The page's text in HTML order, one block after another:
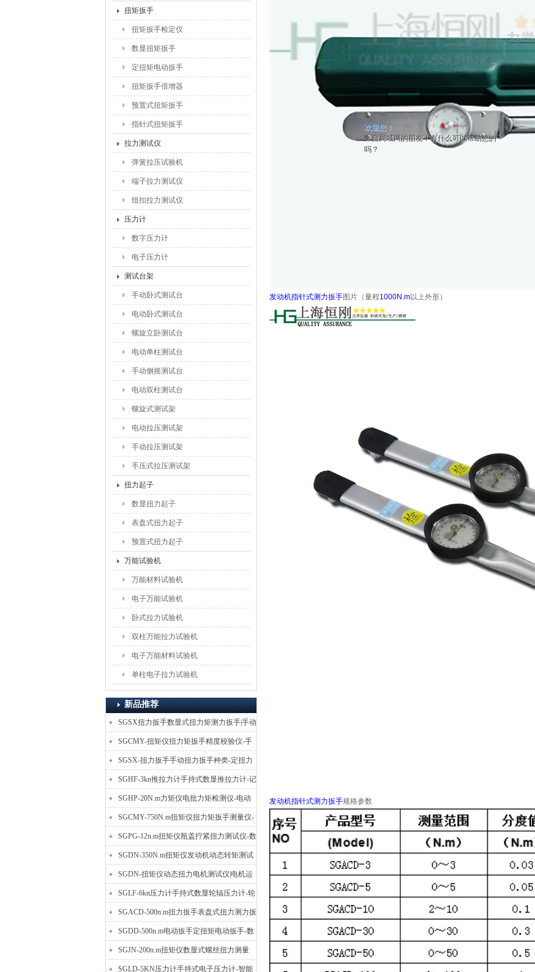
欢迎您！
来自局域网的朋友！有什么可以帮助您的
吗？
扭矩扳手
扭矩扳手检定仪
数显扭矩扳手
定扭矩电动扳手
扭矩扳手倍增器
预置式扭矩扳手
指针式扭矩扳手
拉力测试仪
弹簧拉压试验机
端子拉力测试仪
纽扣拉力测试仪
压力计
数字压力计
电子压力计
测试台架
手动卧式测试台
电动卧式测试台
螺旋立卧测试台
电动单柱测试台
手动侧摇测试台
电动双柱测试台
螺旋式测试架
电动拉压测试架
手动拉压测试架
手压式拉压测试架
扭力起子
数显扭力起子
表盘式扭力起子
预置式扭力起子
万能试验机
万能材料试验机
电子万能试验机
卧式拉力试验机
双柱万能拉力试验机
电子万能材料试验机
单柱电子拉力试验机
新品推荐
SGSX扭力扳手数显式扭力矩测力扳手|手动
定扭矩检测扳手
SGCMY-扭矩仪扭力矩扳手精度校验仪-手
动扳子扭矩校准仪
SGSX-扭力扳手手动扭力扳手种类-定扭力
矩检测扳手价格
SGHF-3kn推拉力计手持式数显推拉力计-记
忆数据拉压力测力计
SGHP-20N.m力矩仪电批力矩检测仪-电动
螺丝批扭力矩测试仪
SGCMY-750N.m扭矩仪扭力矩扳手测量仪-
校准扳手扭力精度测试仪
SGPG-12n.m扭矩仪瓶盖拧紧扭力测试仪-数
显式瓶盖扭力矩仪
SGDN-350N.m扭矩仪发动机动态转矩测试
仪-动态电机扭矩测量仪
SGDN-扭矩仪动态扭力电机测试仪|电机运
转摩擦力扭矩仪
SGLF-6kn压力计手持式数显轮辐压力计-轮
辐称重压力测力计
SGACD-500n.m扭力扳手表盘式扭力测力扳
手-表盘扭力矩检测扳手
SGDD-500n.m电动扳手定扭矩电动扳手-数
显式电动定扭力矩扳手
SGJN-200n.m扭矩仪数显式螺丝扭力测量
仪-螺栓扭力矩测试仪
SGLD-5KN压力计手持式电子压力计-智能
发动机指针式测力扳手图片（量程1000N.m以上外形）
发动机指针式测力扳手规格参数